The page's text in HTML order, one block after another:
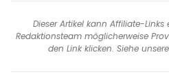
Dieser Artikel kann Affiliate-
Redaktionsteam möglicherweise
den Link klicken. Siehe